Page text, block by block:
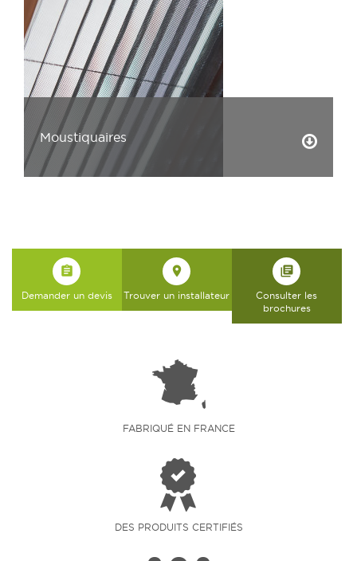
Moustiquaires
assignment
Demander un devis
place
Trouver un installateur
library_books
Consulter les
brochures
FABRIQUÉ EN FRANCE
DES PRODUITS CERTIFIÉS